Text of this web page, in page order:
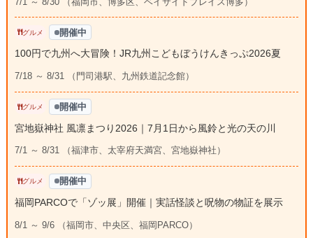
グルメ 開催中
100円で九州へ大冒険！JR九州こどもぼうけんきっぷ2026夏
7/18 ～ 8/31 （門司港駅、九州鉄道記念館）
グルメ 開催中
宮地嶽神社 風凛まつり2026｜7月1日から風鈴と光の天の川
7/1 ～ 8/31 （福津市、太宰府天満宮、宮地嶽神社）
グルメ 開催中
福岡PARCOで「ゾッ展」開催｜実話怪談と呪物の物証を展示
8/1 ～ 9/6 （福岡市、中央区、福岡PARCO）